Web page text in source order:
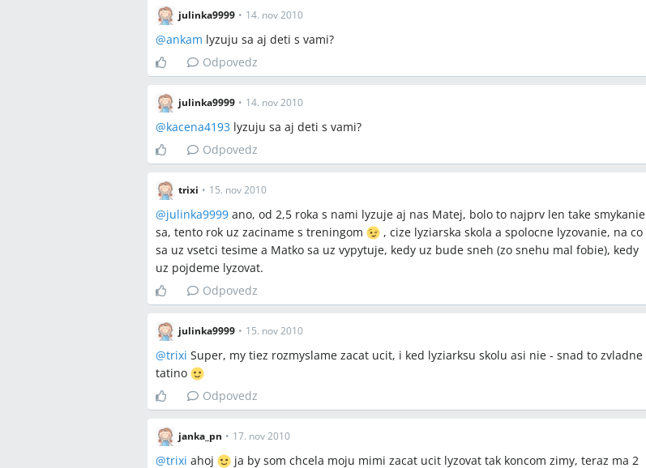
julinka9999 • 14. nov 2010
@ankam lyzuju sa aj deti s vami?
Odpovedz
julinka9999 • 14. nov 2010
@kacena4193 lyzuju sa aj deti s vami?
Odpovedz
trixi • 15. nov 2010
@julinka9999 ano, od 2,5 roka s nami lyzuje aj nas Matej, bolo to najprv len take smykanie
sa, tento rok uz zaciname s treningom
, cize lyziarska skola a spolocne lyzovanie, na co
sa uz vsetci tesime a Matko sa uz vypytuje, kedy uz bude sneh (zo snehu mal fobie), kedy
uz pojdeme lyzovat.
Odpovedz
julinka9999 • 15. nov 2010
@trixi Super, my tiez rozmyslame zacat ucit, i ked lyziarksu skolu asi nie - snad to zvladne
tatino
Odpovedz
janka_pn • 17. nov 2010
@trixi ahoj
ja by som chcela moju mimi zacat ucit lyzovat tak koncom zimy, teraz ma 2